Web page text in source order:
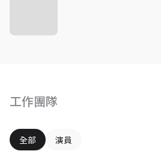
工作團隊
全部 演員